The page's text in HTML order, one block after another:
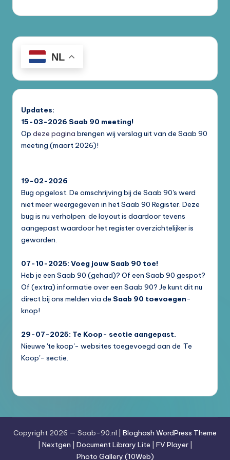
NL
Updates:
15-03-2026 Saab 90 meeting!
Op deze pagina brengen wij verslag uit van de Saab 90
meeting (maart 2026)!
19-02-2026
Bug opgelost. De omschrijving bij de Saab 90's werd
niet meer weergegeven in het Saab 90 Register. Deze
bug is nu verholpen; de layout is daardoor tevens
aangepast waardoor het register overzichtelijker is
geworden.
07-10-2025: Voeg jouw Saab 90 toe!
Heb je een Saab 90 (gehad)? Of een Saab 90 gespot?
Of (extra) informatie over een Saab 90? Je kunt dit nu
direct bij ons melden via de Saab 90 toevoegen-
knop!
29-07-2025: Te Koop- sectie aangepast.
Nieuwe 'te koop'- websites toegevoegd aan de 'Te
Koop'- sectie.
Copyright 2026 — Saab-90.nl | Bloghash WordPress Theme
Nextgen Document Library Lite FV Player|
Photo Gallery (10Web)